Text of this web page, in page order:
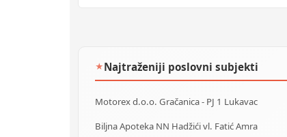
★Najtraženiji poslovni subjekti
Motorex d.o.o. Gračanica - PJ 1 Lukavac
Biljna Apoteka NN Hadžići vl. Fatić Amra